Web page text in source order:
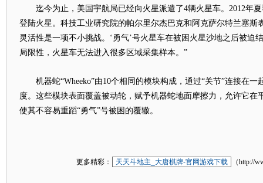
迄今为止，美国宇航局已经向火星派遣了4辆火星车。2012年夏
登陆火星。科技工业研究院的帕尔里尔杰巴克和阿克萨尔特兰塞斯
灵活性是一项不小挑战。‘勇气’号火星车在被困火星沙地之后被迫
局限性，火星车无法进入很多区域采集样本。”
机器蛇“Wheeko”由10个相同的模块构成，通过“关节”连接在一
度。这些模块表面覆盖被动轮，赋予机器蛇地面摩擦力，允许它在
使其不容易重蹈“勇气”号被困的覆辙。
更多精彩： 天天斗地主_大唐棋牌-官网游戏下载 （http://